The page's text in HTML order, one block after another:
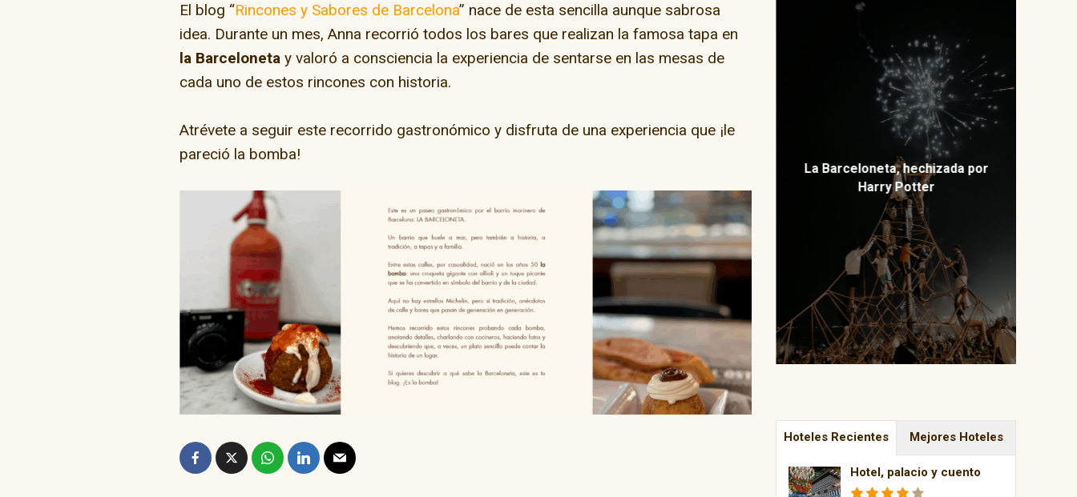
El blog “Rincones y Sabores de Barcelona” nace de esta sencilla aunque sabrosa
idea. Durante un mes, Anna recorrió todos los bares que realizan la famosa tapa en
la Barceloneta y valoró a consciencia la experiencia de sentarse en las mesas de
cada uno de estos rincones con historia.
Atrévete a seguir este recorrido gastronómico y disfruta de una experiencia que ¡le
pareció la bomba!
“Go Skate Day” en la capital del
skate
La Barceloneta, hechizada por
Harry Potter
Hoteles Recientes Mejores Hoteles
Hotel, palacio y cuento